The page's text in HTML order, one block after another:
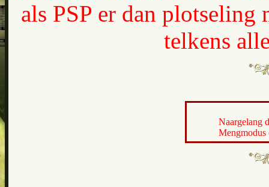
als PSP er dan plotseling
telkens
Naargelang
Mengmodus